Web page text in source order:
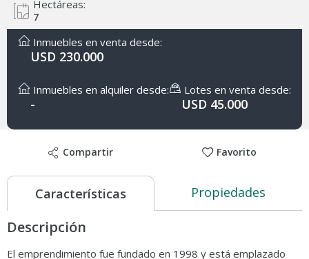
Hectáreas:
7
Inmuebles en venta desde:
USD 230.000
Inmuebles en alquiler desde:
-
Lotes en venta desde:
USD 45.000
Compartir Favorito
Características Propiedades
Descripción
El emprendimiento fue fundado en 1998 y está emplazado